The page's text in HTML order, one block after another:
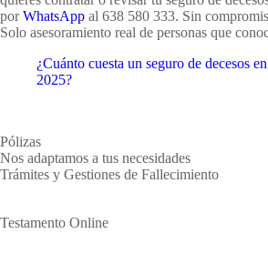
porWhatsApp al 638 580 333. Sin
Solo asesoramiento real de personas que
¿Cuánto cuesta un seguro de decesos
2025?
Pólizas
Nos adaptamos a tus necesidades
Trámites y Gestiones de Fallecimiento
Testamento Online